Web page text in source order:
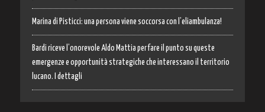
Marina di Pisticci: una persona viene soccorsa con l’eliambulanza!
Bardi riceve l’onorevole Aldo Mattia per fare il punto su queste
emergenze e opportunità strategiche che interessano il territorio
lucano. I dettagli